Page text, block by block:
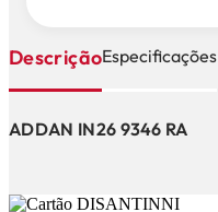
DescriçãoEspecificações
ADDAN IN26 9346 RA